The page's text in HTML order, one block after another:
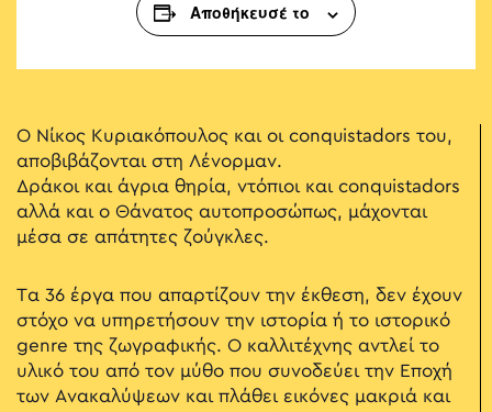
Αποθήκευσέ το
Ο Νίκος Κυριακόπουλος και οι conquistadors του,
αποβιβάζονται στη Λένορμαν.
Δράκοι και άγρια θηρία, ντόπιοι και conquistadors
αλλά και ο Θάνατος αυτοπροσώπως, μάχονται
μέσα σε απάτητες ζούγκλες.
Τα 36 έργα που απαρτίζουν την έκθεση, δεν έχουν
στόχο να υπηρετήσουν την ιστορία ή το ιστορικό
genre της ζωγραφικής. Ο καλλιτέχνης αντλεί το
υλικό του από τον μύθο που συνοδεύει την Εποχή
των Ανακαλύψεων και πλάθει εικόνες μακριά και